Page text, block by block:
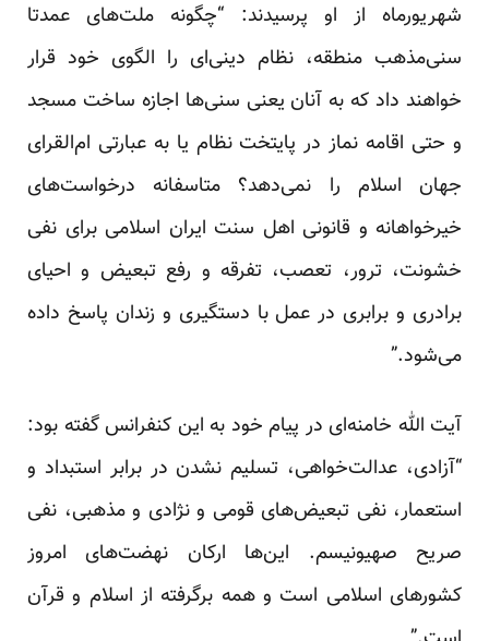
شهریورماه از او پرسیدند: “چگونه ملت‌های عمدتا
سنی‌مذهب منطقه، نظام دینی‌ای را الگوی خود قرار
خواهند داد که به آنان یعنی سنی‌ها اجازه ساخت مسجد
و حتی اقامه نماز در پایتخت نظام یا به عبارتی ام‌القرای
جهان اسلام را نمی‌دهد؟ متاسفانه درخواست‌های
خیرخواهانه و قانونی اهل سنت ایران اسلامی برای نفی
خشونت، ترور، تعصب، تفرقه و رفع تبعیض و احیای
برادری و برابری در عمل با دستگیری و زندان پاسخ داده
می‌شود.”
آیت الله خامنه‌ای در پیام خود به این کنفرانس گفته بود:
“آزادی، عدالت‌خواهی، تسلیم نشدن در برابر استبداد و
استعمار، نفی تبعیض‌های قومی و نژادی و مذهبی، نفی
صریح صهیونیسم. این‌ها ارکان نهضت‌های امروز
کشورهای اسلامی است و‌ همه برگرفته از اسلام و قرآن